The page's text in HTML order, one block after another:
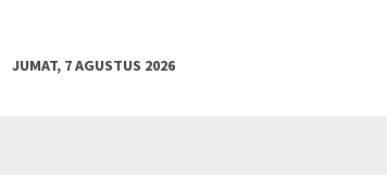
JUMAT, 7 AGUSTUS 2026